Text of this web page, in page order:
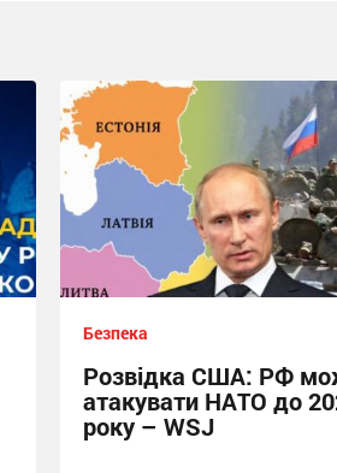
Безпека
Розвідка США: РФ
атакувати НАТО до
року – WSJ